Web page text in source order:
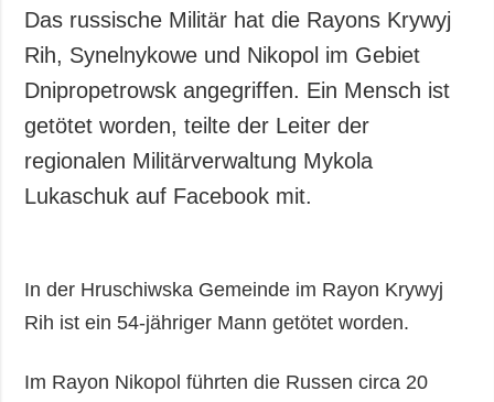
ZUSÄTZLICH
Veröffentlichungen
Interview
Fotos
Video
LEISTUNGEN
Abonnement
Fotobank
Das russische Militär hat die Rayons Krywyj
Rih, Synelnykowe und Nikopol im Gebiet
Dnipropetrowsk angegriffen. Ein Mensch ist
getötet worden, teilte der Leiter der
regionalen Militärverwaltung Mykola
Lukaschuk auf Facebook mit.
In der Hruschiwska Gemeinde im Rayon Krywyj
Rih ist ein 54-jähriger Mann getötet worden.
Im Rayon Nikopol führten die Russen circa 20